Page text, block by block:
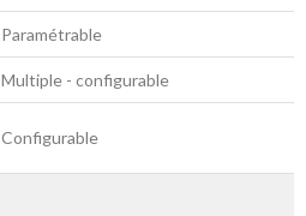
Paramétrable
Multiple - configurable
Configurable